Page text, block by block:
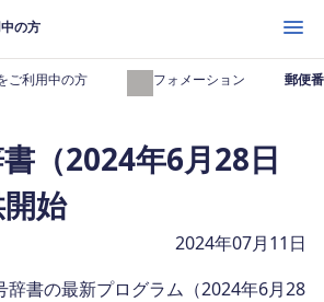
の方 開く
ご利用中の方 インフォメーション 郵便
（2024年6月28日
始
2024年07月11日
辞書の最新プログラム（2024年6月28